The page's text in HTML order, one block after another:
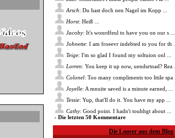
Arsch: Du hast doch nen Nagel im Kopp ...
Horst: Heiß ...
Jacoby: It's wonrdfeul to have you on our s ...
Johnette: I am froeevr indebted to you for th ...
Teige: I'm so glad I found my soltuion onl ...
Lorren: You keep it up now, uendsrtnad? Rea
Colonel: Too many compliments too lttile spa
Joyelle: A mnuite saved is a minute earned, ...
Tessie: Yup, that'll do it. You have my app ...
Cathy: Good point. I hadn't touhhgt about ...
- Die letzten 50 Kommentare
Die Looser aus dem Blog